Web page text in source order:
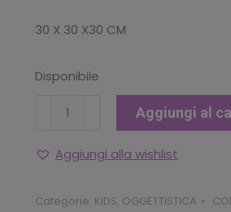
30 X 30 X30 CM
Disponibile
AVENGERS
Aggiungi al
Aggiungi alla wishlist
Categorie: KIDS, OGGETTISTICA